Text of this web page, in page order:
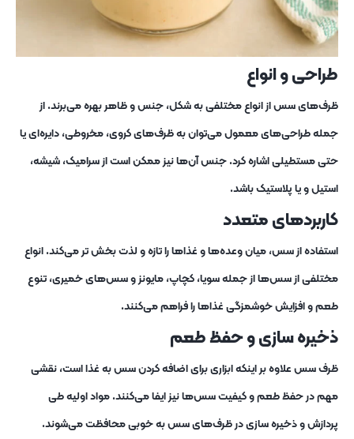
طراحی و انواع
ظرف‌های سس از انواع مختلفی به شکل، جنس و ظاهر بهره می‌برند. از
جمله طراحی‌های معمول می‌توان به ظرف‌های کروی، مخروطی، دایره‌ای یا
حتی مستطیلی اشاره کرد. جنس آن‌ها نیز ممکن است از سرامیک، شیشه،
استیل و یا پلاستیک باشد.
کاربردهای متعدد
استفاده از سس، میان وعده‌ها و غذاها را تازه و لذت ‌بخش ‌تر می‌کند. انواع
مختلفی از سس‌ها از جمله سویا، کچاپ، مایونز و سس‌های خمیری، تنوع
طعم و افزایش خوشمزگی غذاها را فراهم می‌کنند.
ذخیره‌ سازی و حفظ طعم
ظرف‌ سس علاوه بر اینکه ابزاری برای اضافه کردن سس به غذا است، نقشی
مهم در حفظ طعم و کیفیت سس‌ها نیز ایفا می‌کنند. مواد اولیه طی
پردازش و ذخیره ‌سازی در ظرف‌های سس به خوبی محافظت می‌شوند.